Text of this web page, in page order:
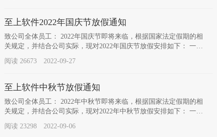
至上软件2022年国庆节放假通知
致公司全体员工： 2022年国庆节即将来临，根据国家法定假期的相
关规定，并结合公司实际，现对2022年国庆节放假安排如下： 一、
放假时间：2022年...
阅读 26673 2022-09-27
至上软件中秋节放假通知
致公司全体员工： 2022年中秋节即将来临，根据国家法定假期的相
关规定，并结合公司实际，现对2022年中秋节放假安排如下： 一、
放假时间：2022年...
阅读 23298 2022-09-06